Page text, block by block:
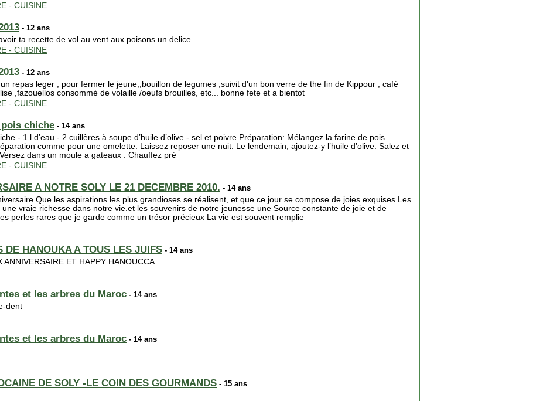
- CUISINE
- 12 ans
ta recette de vol au vent aux poisons un delice
- CUISINE
- 12 ans
repas leger , pour fermer le jeune,,bouillon de legumes ,suivit d'un bon verre de the fin de Kippour , café
,fazouellos consommé de volaille /oeufs brouilles, etc... bonne fete et a bientot
- CUISINE
chiche - 14 ans
- 1 l d’eau - 2 cuillères à soupe d’huile d’olive - sel et poivre Préparation: Mélangez la farine de pois
comme pour une omelette. Laissez reposer une nuit. Le lendemain, ajoutez-y l’huile d’olive. Salez et
dans un moule a gateaux . Chauffez pré
- CUISINE
A NOTRE SOLY LE 21 DECEMBRE 2010. - 14 ans
Que les aspirations les plus grandioses se réalisent, et que ce jour se compose de joies exquises Les
vraie richesse dans notre vie.et les souvenirs de notre jeunesse une Source constante de joie et de
perles rares que je garde comme un trésor précieux La vie est souvent remplie
DE HANOUKA A TOUS LES JUIFS - 14 ans
ANNIVERSAIRE ET HAPPY HANOUCCA
et les arbres du Maroc - 14 ans
dent
et les arbres du Maroc - 14 ans
DE SOLY -LE COIN DES GOURMANDS - 15 ans